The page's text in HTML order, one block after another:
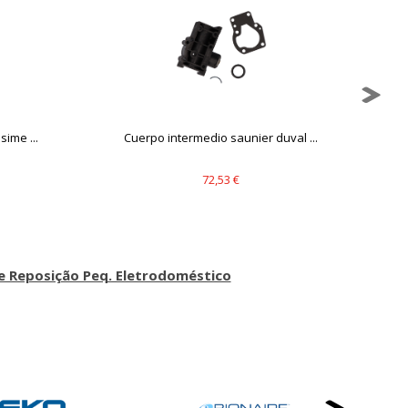
... Cuerpo intermedio saunier duval ...
72,53 €
Reposição Peq. Eletrodoméstico
directamente información
puedes consultar nuestra